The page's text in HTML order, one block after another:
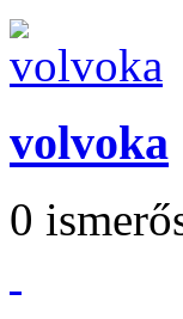
volvoka
0